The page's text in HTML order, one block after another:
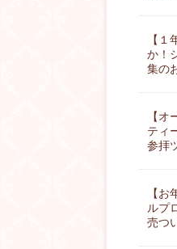
【
か！
集の
【
ティ
参拝
【
ルプ
売つ